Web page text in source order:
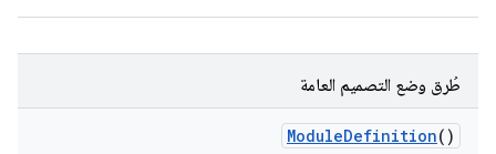
طُرق وضع التصميم العامة
ModuleDefinition()